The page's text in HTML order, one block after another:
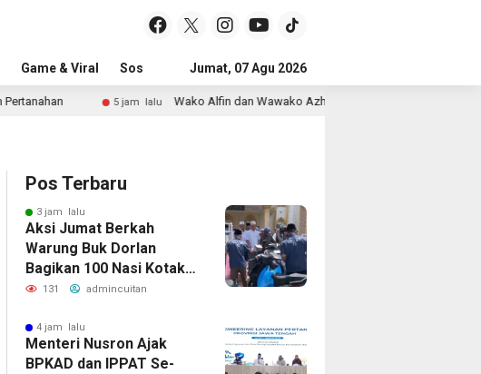
Game & Viral Sosial & Budaya Pemerintahan & Politik
Jumat, 07 Agu 2026
5 jam lalu Wako Alfin dan Wawako Azhar Hamzah Sapa Warga Sungai Ning Lewat
Pos Terbaru
3 jam lalu
Aksi Jumat Berkah
Warung Buk Dorlan
Bagikan 100 Nasi Kotak
dan Jus Gratis
131 admincuitan
4 jam lalu
Menteri Nusron Ajak
BPKAD dan IPPAT Se-